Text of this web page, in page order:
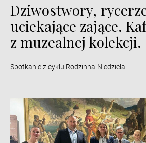
Dziwostwory,
uciekające zające.
z muzealnej kolekcji.
Spotkanie z cyklu Rodzinna Niedziela